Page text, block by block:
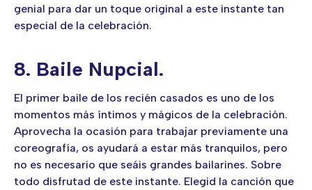
genial para dar un toque original a este instante tan
especial de la celebración.
8. Baile Nupcial.
El primer baile de los recién casados es uno de los
momentos más íntimos y mágicos de la celebración.
Aprovecha la ocasión para trabajar previamente una
coreografía, os ayudará a estar más tranquilos, pero
no es necesario que seáis grandes bailarines. Sobre
todo disfrutad de este instante. Elegid la canción que